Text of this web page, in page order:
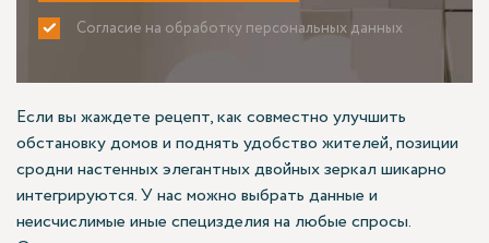
Согласие на обработку персональных данных
ПРИНИМАЮ НЕ ПРИНИМАЮ
Если вы жаждете рецепт, как совместно улучшить
обстановку домов и поднять удобство жителей, позиции
сродни настенных элегантных двойных зеркал шикарно
интегрируются. У нас можно выбрать данные и
неисчислимые иные специзделия на любые спросы.